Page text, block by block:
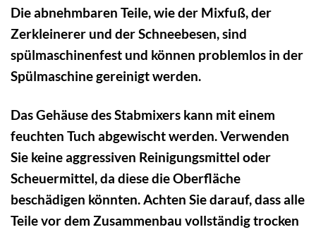
Die abnehmbaren Teile, wie der Mixfuß, der
Zerkleinerer und der Schneebesen, sind
spülmaschinenfest und können problemlos in der
Spülmaschine gereinigt werden.
Das Gehäuse des Stabmixers kann mit einem
feuchten Tuch abgewischt werden. Verwenden
Sie keine aggressiven Reinigungsmittel oder
Scheuermittel, da diese die Oberfläche
beschädigen könnten. Achten Sie darauf, dass alle
Teile vor dem Zusammenbau vollständig trocken